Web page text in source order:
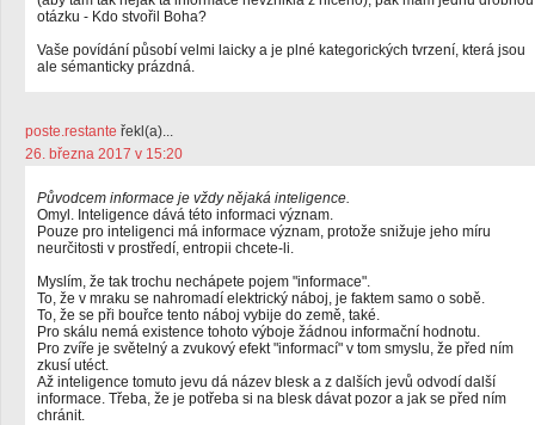
otázku - Kdo stvořil Boha?
Vaše povídání působí velmi laicky a je plné kategorických tvrzení, která jsou
ale sémanticky prázdná.
poste.restante řekl(a)...
26. března 2017 v 15:20
Původcem informace je vždy nějaká inteligence.
Omyl. Inteligence dává této informaci význam.
Pouze pro inteligenci má informace význam, protože snižuje jeho míru
neurčitosti v prostředí, entropii chcete-li.
Myslím, že tak trochu nechápete pojem "informace".
To, že v mraku se nahromadí elektrický náboj, je faktem samo o sobě.
To, že se při bouřce tento náboj vybije do země, také.
Pro skálu nemá existence tohoto výboje žádnou informační hodnotu.
Pro zvíře je světelný a zvukový efekt "informací" v tom smyslu, že před ním
zkusí utéct.
Až inteligence tomuto jevu dá název blesk a z dalších jevů odvodí další
informace. Třeba, že je potřeba si na blesk dávat pozor a jak se před ním
chránit.